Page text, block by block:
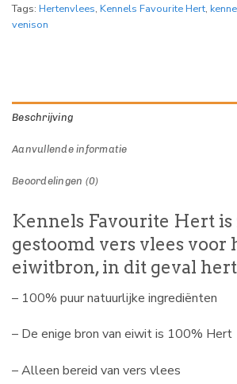
Tags: Hertenvlees, Kennels Favourite Hert,
venison
Beschrijving
Aanvullende informatie
Beoordelingen (0)
Kennels Favourite Hert is
gestoomd vers vlees voor
eiwitbron, in dit geval
– 100% puur natuurlijke ingrediënten
– De enige bron van eiwit is 100% Hert
– Alleen bereid van vers vlees